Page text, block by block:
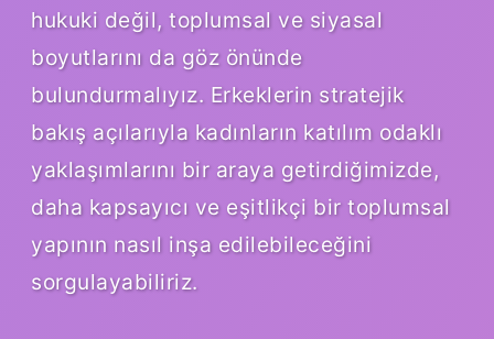
hukuki değil, toplumsal ve siyasal
boyutlarını da göz önünde
bulundurmalıyız. Erkeklerin stratejik
bakış açılarıyla kadınların katılım odaklı
yaklaşımlarını bir araya getirdiğimizde,
daha kapsayıcı ve eşitlikçi bir toplumsal
yapının nasıl inşa edilebileceğini
sorgulayabiliriz.